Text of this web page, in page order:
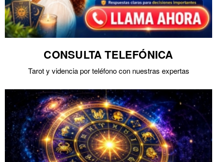
CONSULTA TELEFÓNICA
Tarot y videncia por teléfono con nuestras expertas